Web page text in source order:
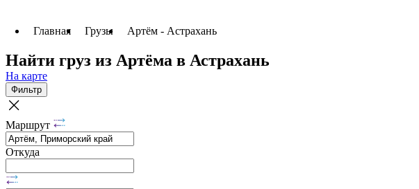
Главная Грузы Артём - Астрахань
Найти груз из Артёма в Астрахань
На карте
Фильтр
Маршрут
Откуда